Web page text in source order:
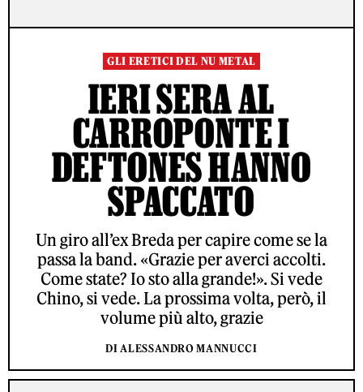
GLI ERETICI DEL NU METAL
IERI SERA AL
CARROPONTE I
DEFTONES HANNO
SPACCATO
Un giro all’ex Breda per capire come se la
passa la band. «Grazie per averci accolti.
Come state? Io sto alla grande!». Si vede
Chino, si vede. La prossima volta, però, il
volume più alto, grazie
DI ALESSANDRO MANNUCCI